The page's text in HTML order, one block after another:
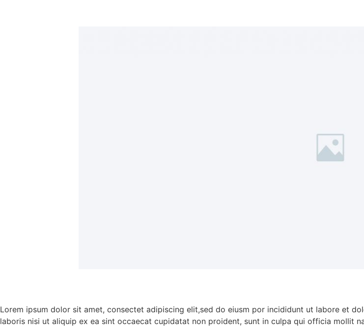
Lorem ipsum dolor sit amet, consectet adipiscing elit,sed do eiusm por incididunt ut labore et
laboris nisi ut aliquip ex ea sint occaecat cupidatat non proident, sunt in culpa qui officia mollit